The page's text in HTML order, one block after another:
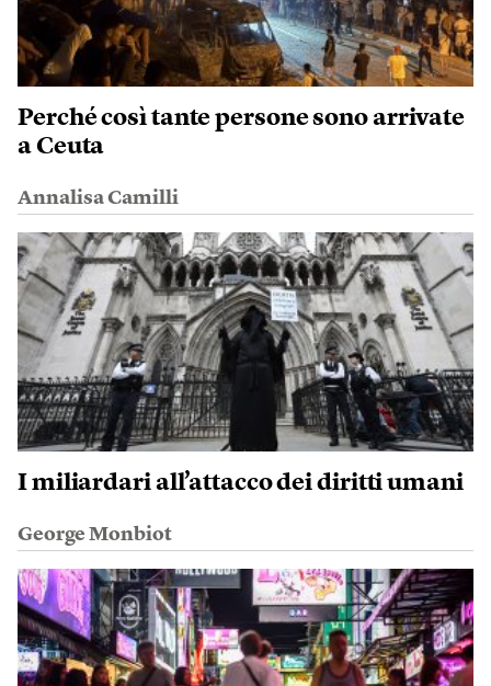
Perché così tante persone sono arrivate
a Ceuta
Annalisa Camilli
I miliardari all’attacco dei diritti umani
George Monbiot